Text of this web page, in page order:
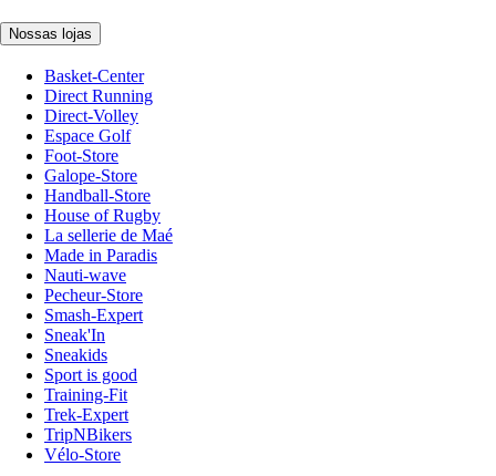
Nossas lojas
Basket-Center
Direct Running
Direct-Volley
Espace Golf
Foot-Store
Galope-Store
Handball-Store
House of Rugby
La sellerie de Maé
Made in Paradis
Nauti-wave
Pecheur-Store
Smash-Expert
Sneak'In
Sneakids
Sport is good
Training-Fit
Trek-Expert
TripNBikers
Vélo-Store